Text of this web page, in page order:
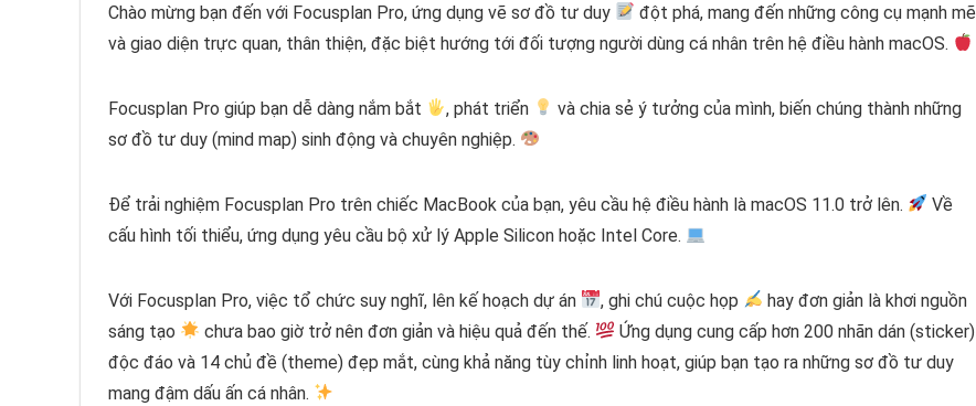
Chào mừng bạn đến với Focusplan Pro, ứng dụng vẽ sơ đồ tư duy
đột phá, mang đến những công cụ mạnh mẽ
và giao diện trực quan, thân thiện, đặc biệt hướng tới đối tượng người dùng cá nhân trên hệ điều hành macOS.
Focusplan Pro giúp bạn dễ dàng nắm bắt , phát triển
và chia sẻ ý tưởng của mình, biến chúng thành những
sơ đồ tư duy (mind map) sinh động và chuyên nghiệp.
Để trải nghiệm Focusplan Pro trên chiếc MacBook của bạn, yêu cầu hệ điều hành là macOS 11.0 trở lên.
Về
cấu hình tối thiểu, ứng dụng yêu cầu bộ xử lý Apple Silicon hoặc Intel Core.
Với Focusplan Pro, việc tổ chức suy nghĩ, lên kế hoạch dự án , ghi chú cuộc họp
hay đơn giản là khơi nguồn
sáng tạo
chưa bao giờ trở nên đơn giản và hiệu quả đến thế.
Ứng dụng cung cấp hơn 200 nhãn dán (sticker)
độc đáo và 14 chủ đề (theme) đẹp mắt, cùng khả năng tùy chỉnh linh hoạt, giúp bạn tạo ra những sơ đồ tư duy
mang đậm dấu ấn cá nhân.